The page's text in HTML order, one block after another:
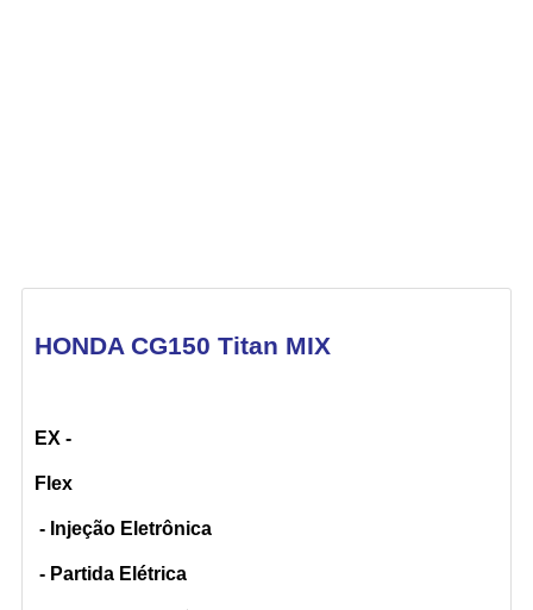
HONDA CG150 Titan MIX
EX -
Flex
- Injeção Eletrônica
- Partida Elétrica